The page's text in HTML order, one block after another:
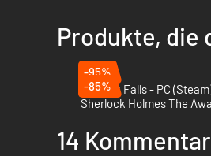
Life is Strange: True Colours
Sekundenschnelle spielen.
Produkte, die
-95%
As Dusk Falls - PC
-85%
Sherlock Holmes The
14